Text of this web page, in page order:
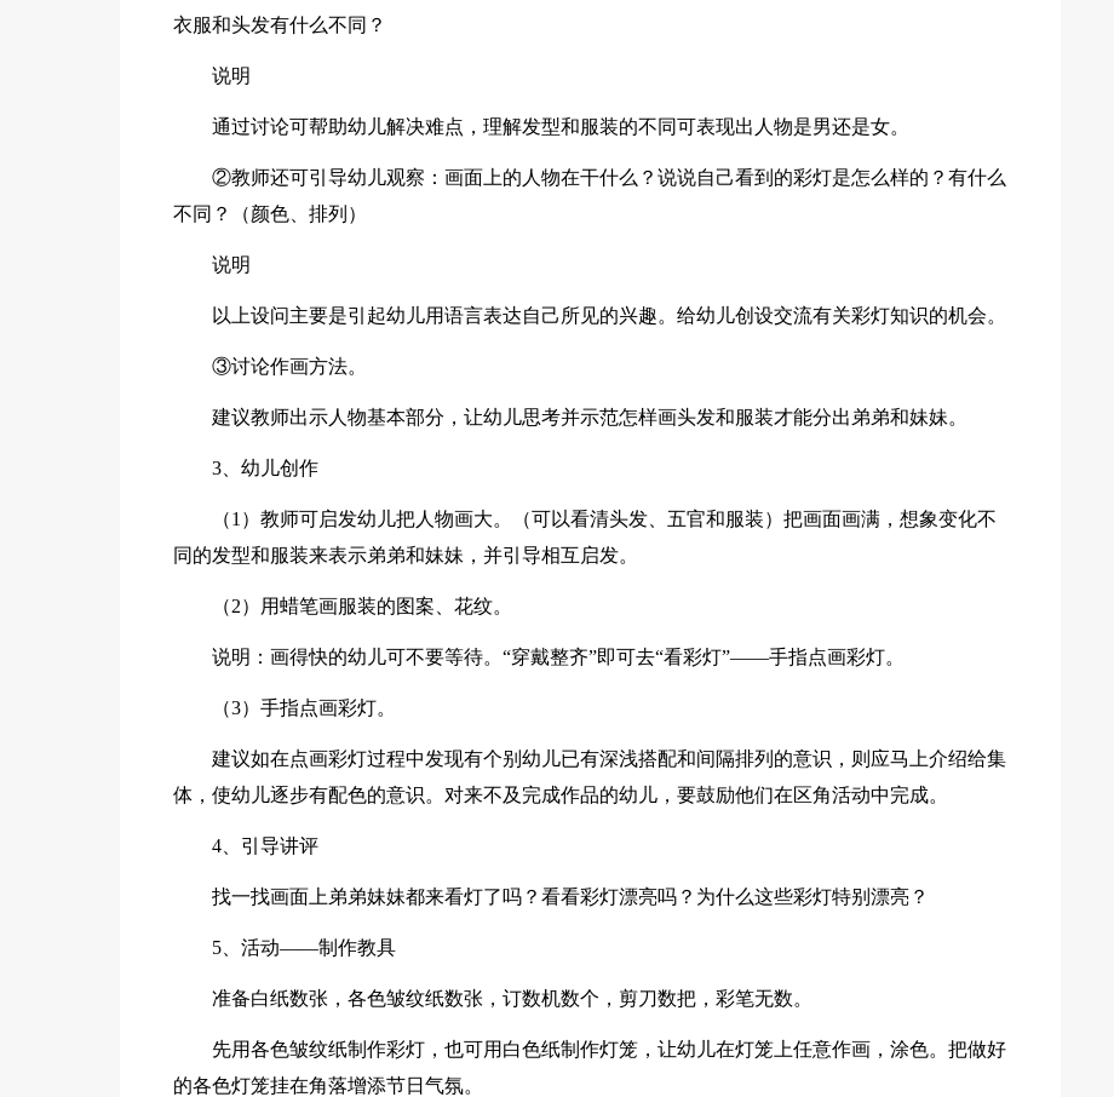
衣服和头发有什么不同？
说明
通过讨论可帮助幼儿解决难点，理解发型和服装的不同可表现出人物是男还是女。
②教师还可引导幼儿观察：画面上的人物在干什么？说说自己看到的彩灯是怎么样的？有什么
不同？（颜色、排列）
说明
以上设问主要是引起幼儿用语言表达自己所见的兴趣。给幼儿创设交流有关彩灯知识的机会。
③讨论作画方法。
建议教师出示人物基本部分，让幼儿思考并示范怎样画头发和服装才能分出弟弟和妹妹。
3、幼儿创作
（1）教师可启发幼儿把人物画大。（可以看清头发、五官和服装）把画面画满，想象变化不
同的发型和服装来表示弟弟和妹妹，并引导相互启发。
（2）用蜡笔画服装的图案、花纹。
说明：画得快的幼儿可不要等待。“穿戴整齐”即可去“看彩灯”——手指点画彩灯。
（3）手指点画彩灯。
建议如在点画彩灯过程中发现有个别幼儿已有深浅搭配和间隔排列的意识，则应马上介绍给集
体，使幼儿逐步有配色的意识。对来不及完成作品的幼儿，要鼓励他们在区角活动中完成。
4、引导讲评
找一找画面上弟弟妹妹都来看灯了吗？看看彩灯漂亮吗？为什么这些彩灯特别漂亮？
5、活动——制作教具
准备白纸数张，各色皱纹纸数张，订数机数个，剪刀数把，彩笔无数。
先用各色皱纹纸制作彩灯，也可用白色纸制作灯笼，让幼儿在灯笼上任意作画，涂色。把做好
的各色灯笼挂在角落增添节日气氛。